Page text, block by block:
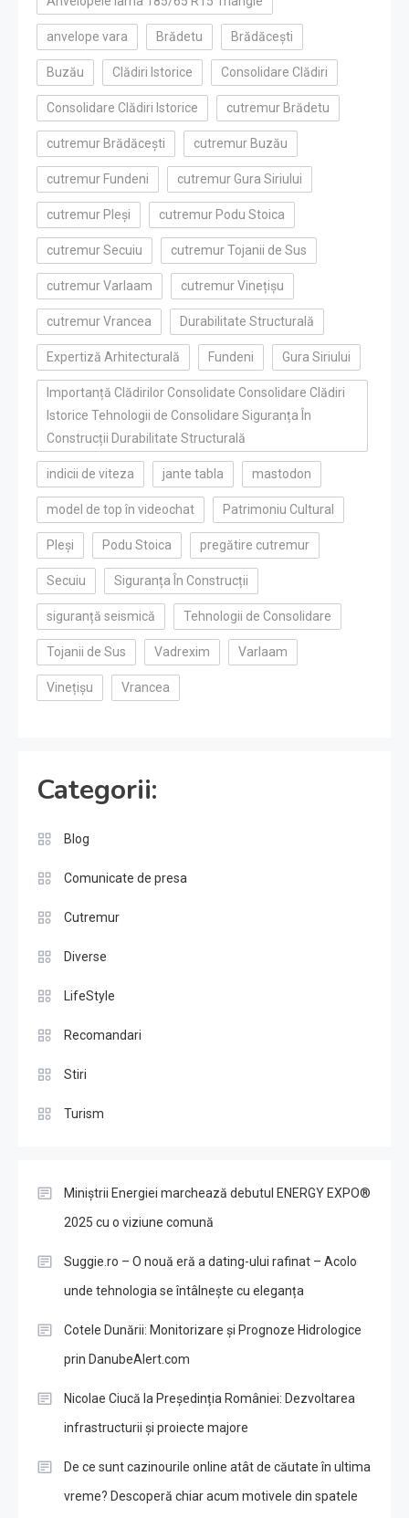
anvelope vara Brădetu Brădăcești
Buzău Clădiri Istorice Consolidare Clădiri
Consolidare Clădiri Istorice cutremur Brădetu
cutremur Brădăcești cutremur Buzău
cutremur Fundeni cutremur Gura Siriului
cutremur Pleși cutremur Podu Stoica
cutremur Secuiu cutremur Tojanii de Sus
cutremur Varlaam cutremur Vinețișu
cutremur Vrancea Durabilitate Structurală
Expertiză Arhitecturală Fundeni Gura Siriului
Importanță Clădirilor Consolidate Consolidare Clădiri
Istorice Tehnologii de Consolidare Siguranța În
Construcții Durabilitate Structurală
indicii de viteza jante tabla mastodon
model de top în videochat Patrimoniu Cultural
Pleși Podu Stoica pregătire cutremur
Secuiu Siguranța În Construcții
siguranță seismică Tehnologii de Consolidare
Tojanii de Sus Vadrexim Varlaam
Vinețișu Vrancea
Categorii:
Blog
Comunicate de presa
Cutremur
Diverse
LifeStyle
Recomandari
Stiri
Turism
Miniștrii Energiei marchează debutul ENERGY EXPO®
2025 cu o viziune comună
Suggie.ro – O nouă eră a dating-ului rafinat – Acolo
unde tehnologia se întâlnește cu eleganța
Cotele Dunării: Monitorizare și Prognoze Hidrologice
prin DanubeAlert.com
Nicolae Ciucă la Președinția României: Dezvoltarea
infrastructurii și proiecte majore
De ce sunt cazinourile online atât de căutate în ultima
vreme? Descoperă chiar acum motivele din spatele